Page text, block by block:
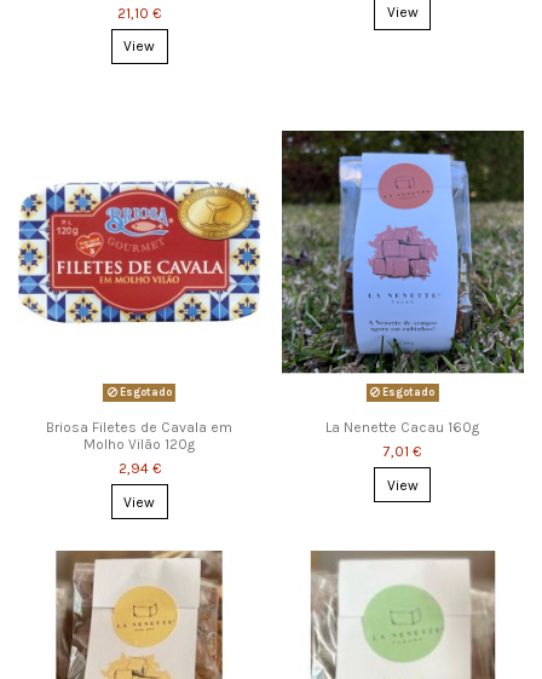
21,10 €
View
View
Esgotado
Briosa Filetes de Cavala em
Molho Vilão 120g
2,94 €
View
Esgotado
La Nenette Cacau 160g
7,01 €
View